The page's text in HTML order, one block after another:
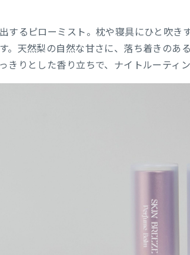
するピローミスト。枕や寝具にひと吹き
。天然梨の自然な甘さに、落ち着きのあ
きりとした香り立ちで、ナイトルーティン